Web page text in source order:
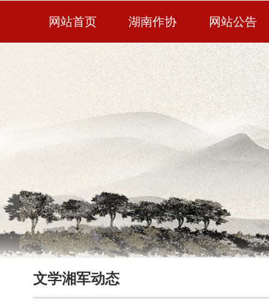
网站首页 湖南作协 网站公告
文学湘军动态